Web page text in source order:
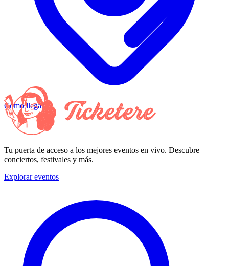
Cómo llegar
Tu puerta de acceso a los mejores eventos en vivo. Descubre
conciertos, festivales y más.
Explorar eventos